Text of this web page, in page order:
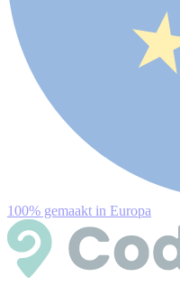
100% gemaakt in Europa